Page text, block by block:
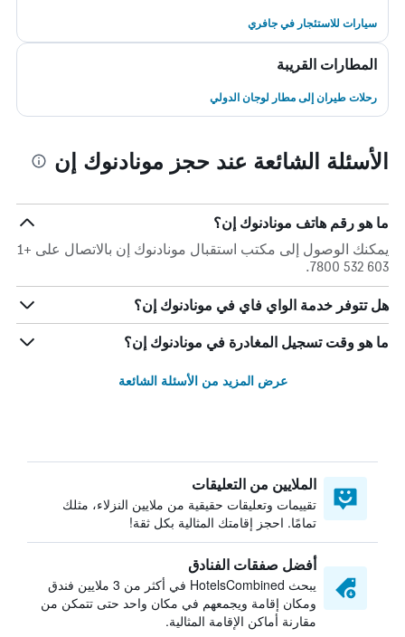
سيارات للاستئجار في جافري
المطارات القريبة
رحلات طيران إلى مطار لوجان الدولي
الأسئلة الشائعة عند حجز مونادنوك إن
ما هو رقم هاتف مونادنوك إن؟
يمكنك الوصول إلى مكتب استقبال مونادنوك إن بالاتصال على +1
603 532 7800.
هل تتوفر خدمة الواي فاي في مونادنوك إن؟
ما هو وقت تسجيل المغادرة في مونادنوك إن؟
عرض المزيد من الأسئلة الشائعة
الملايين من التعليقات
تقييمات وتعليقات حقيقية من ملايين النزلاء، مثلك
تمامًا. احجز إقامتك المثالية بكل ثقة!
أفضل صفقات الفنادق
يبحث HotelsCombined في أكثر من 3 ملايين فندق
ومكان إقامة ويجمعهم في مكان واحد حتى تتمكن من
مقارنة أماكن الإقامة المثالية.